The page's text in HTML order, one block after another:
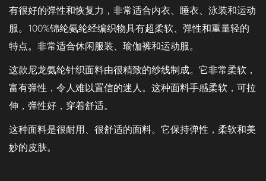
有很好的弹性和恢复力，非常适合内衣、睡衣、泳装和运动
服。100%锦纶氨纶经编织物具有超柔软、弹性和重量轻的
特点。非常适合休闲服装、瑜伽裤和运动服。
这款尼龙氨纶针织面料由很精致的纱线制成。它非常柔软，
富有弹性，令人难以置信的迷人。这种面料手感柔软，可拉
伸，弹性好，穿着舒适。
这种面料是很耐用、很舒适的面料。它保持弹性，柔软和美
妙的皮肤。